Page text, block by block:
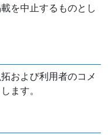
を中止するものとし
および利用者のコメ
ます。